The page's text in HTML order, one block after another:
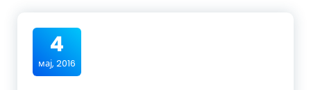
4
мај, 2016